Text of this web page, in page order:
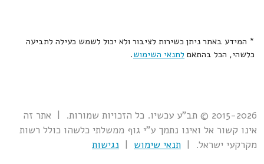
* המידע באתר ניתן כשירות לציבור ולא יכול לשמש כעילה לתביעה
כלשהי, הכל בהתאם לתנאי השימוש.
2015-2026 © תב"ע עכשיו. כל הזכויות שמורות. | אתר זה
אינו קשור אל ואינו נתמך ע"י גוף ממשלתי כלשהו כולל רשות
מקרקעי ישראל. | תנאי שימוש | נגישות